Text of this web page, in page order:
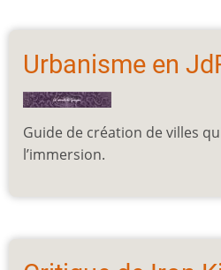
Urbanisme en
Guide de création de villes
l’immersion.